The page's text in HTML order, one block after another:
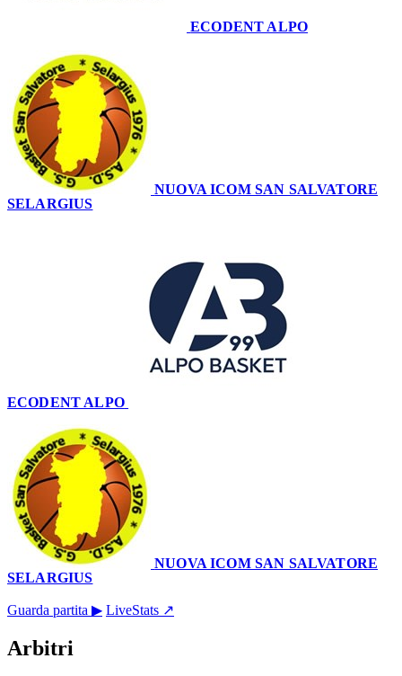
ECODENT ALPO
NUOVA ICOM SAN SALVATORE
SELARGIUS
ECODENT ALPO
NUOVA ICOM SAN SALVATORE
SELARGIUS
Guarda partita ▶ LiveStats ↗
Arbitri